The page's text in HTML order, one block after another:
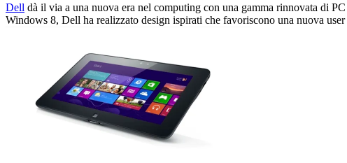
Dell dà il via a una nuova era nel computing con una gamma rinnovata di
Windows 8, Dell ha realizzato design ispirati che favoriscono una nuova